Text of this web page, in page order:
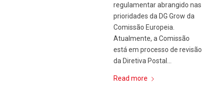
regulamentar abrangido nas
prioridades da DG Grow da
Comissão Europeia.
Atualmente, a Comissão
está em processo de revisão
da Diretiva Postal…
Read more